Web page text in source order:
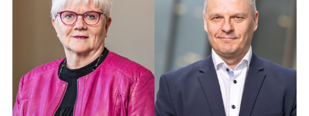
konkreettisia toimia, joilla Suomen talous saataisiin
kasvuun. Etla suosittaa muun muassa kasvun
tukemista verotuksella eli verotuksen painopisteen
muuttamista selkeämmin yrittämistä, investointeja ja
työllisyyttä tukevaksi. Myös tasavallan presidentin
esittämä parlamentaarinen taloustyöryhmä on
saatava kokoon pikaisesti.